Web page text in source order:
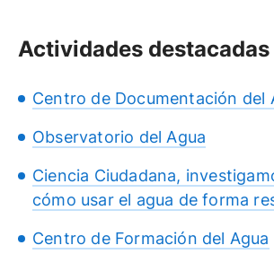
Actividades destacadas
Centro de Documentación del
Observatorio del Agua
Ciencia Ciudadana,
cómo usar el agua de forma
Centro de Formación del Agua